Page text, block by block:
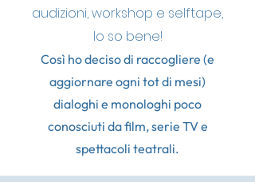
audizioni, workshop e selftape,
lo so bene!
Così ho deciso di raccogliere (e
aggiornare ogni tot di mesi)
dialoghi e monologhi poco
conosciuti da film, serie TV e
spettacoli teatrali.